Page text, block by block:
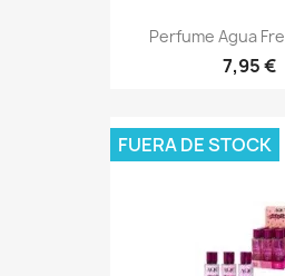
Perfume Agua
7,95 €
FUERA DE STOCK